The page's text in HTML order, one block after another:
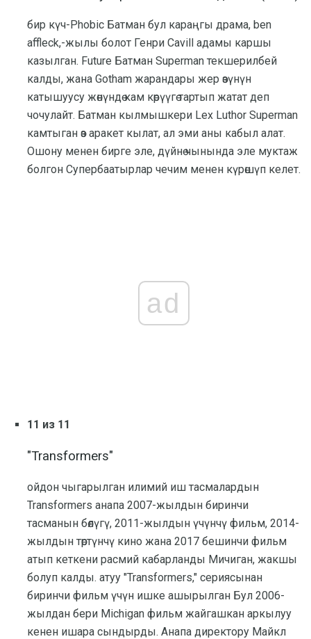
бир күч-Phobic Батман бул караңгы драма, ben
affleck,-жылы болот Генри Cavill адамы каршы
казылган. Future Батман Superman текшерилбей
калды, жана Gotham жарандары жер өзүнүн
катышуусу жөнүндө кам көрүүгө тартып жатат деп
чочулайт. Батман кылмышкери Lex Luthor Superman
камтыган өз аракет кылат, ал эми аны кабыл алат.
Ошону менен бирге эле, дүйнө чынында эле муктаж
болгон Супербаатырлар чечим менен күрөшүп келет.
ad
11 из 11
"Transformers"
ойдон чыгарылган илимий иш тасмалардын
Transformers анапа 2007-жылдын биринчи
тасманын бөлүгү, 2011-жылдын үчүнчү фильм, 2014-
жылдын төртүнчү кино жана 2017 бешинчи фильм
атып кеткени расмий кабарланды Мичиган, жакшы
болуп калды. атуу "Transformers," сериясынан
биринчи фильм үчүн ишке ашырылган Бул 2006-
жылдан бери Michigan фильм жайгашкан аркылуу
кенен ишара сындырды. Анапа директору Майкл